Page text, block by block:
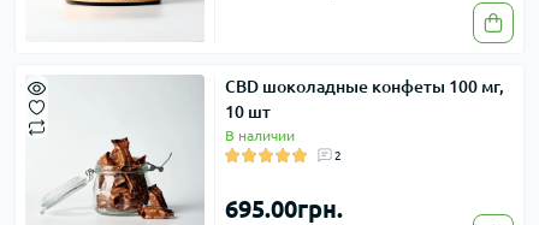
CBD шоколадные конфеты 100 мг,
10 шт
В наличии
2
695.00грн.